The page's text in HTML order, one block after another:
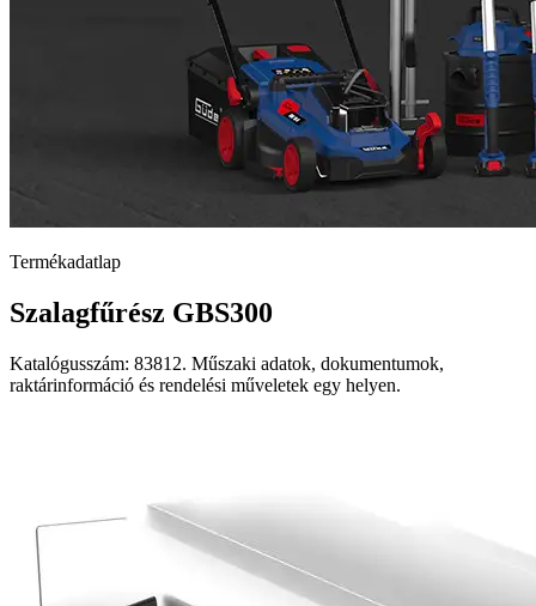
Termékadatlap
Szalagfűrész GBS300
Katalógusszám: 83812. Műszaki adatok, dokumentumok,
raktárinformáció és rendelési műveletek egy helyen.